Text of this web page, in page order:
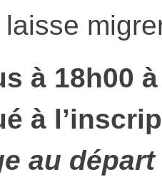
à 18h00
à
au